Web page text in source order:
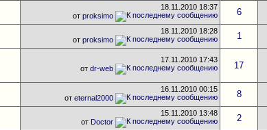
18.11.2010 18:37
отproksimo 6
18.11.2010 18:28
отproksimo 1
17.11.2010 17:43
отdr-web 17
16.11.201000:15
отeternal2000 8
15.11.2010 13:48
от Doctor 2